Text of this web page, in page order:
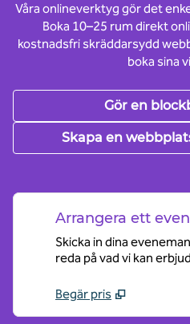
Våra onlineverktyg gör det
Boka 10–25 rum direkt
kostnadsfri skräddarsydd
boka sina
Gör en
Skapa en
Arrangera ett
Skicka in dina
reda på vad vi kan
Begär pris